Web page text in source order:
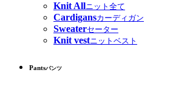
Knit Allニット全て
Cardigansカーディガン
Sweaterセーター
Knit vestニットベスト
Pantsパンツ